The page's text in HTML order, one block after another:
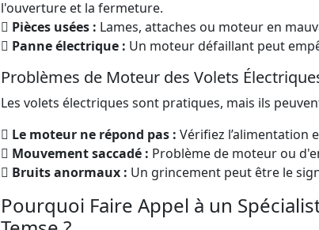
l'ouverture et la fermeture.
Pièces usées : Lames, attaches ou moteur en
Panne électrique : Un moteur défaillant peut
Problèmes de Moteur des Volets
Les volets électriques sont pratiques, mais ils
Le moteur ne répond pas : Vérifiez l’alimentation
Mouvement saccadé : Problème de moteur ou
Bruits anormaux : Un grincement peut être le
Pourquoi Faire Appel à un